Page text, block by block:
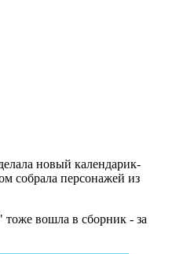
новый календарик-
собрала персонажей из
тоже вошла в сборник - за